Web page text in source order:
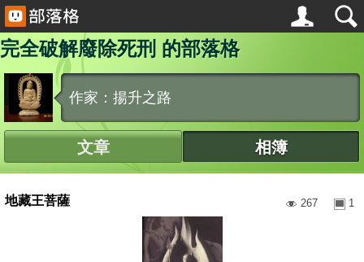
完全破解廢除死刑 的部落格
作家：揚升之路
文章 相簿
地藏王菩薩 1
267